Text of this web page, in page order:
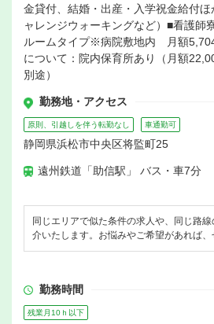
金貸付、結婚・出産・入学祝金給付
ャレンジウォーキングなど）■看護師
ルームタイプ※病院敷地内 月額
について：院内保育所あり（月額
別途）
勤務地・アクセス
原則、引越しを伴う転勤なし 車通勤可
静岡県浜松市中央区将監町25
遠州鉄道「助信駅」 バス・車7分
同じエリアで似た条件の求人や、同じ路
介いたします。お悩みやご希望があれば
勤務時間
残業月10ｈ以下